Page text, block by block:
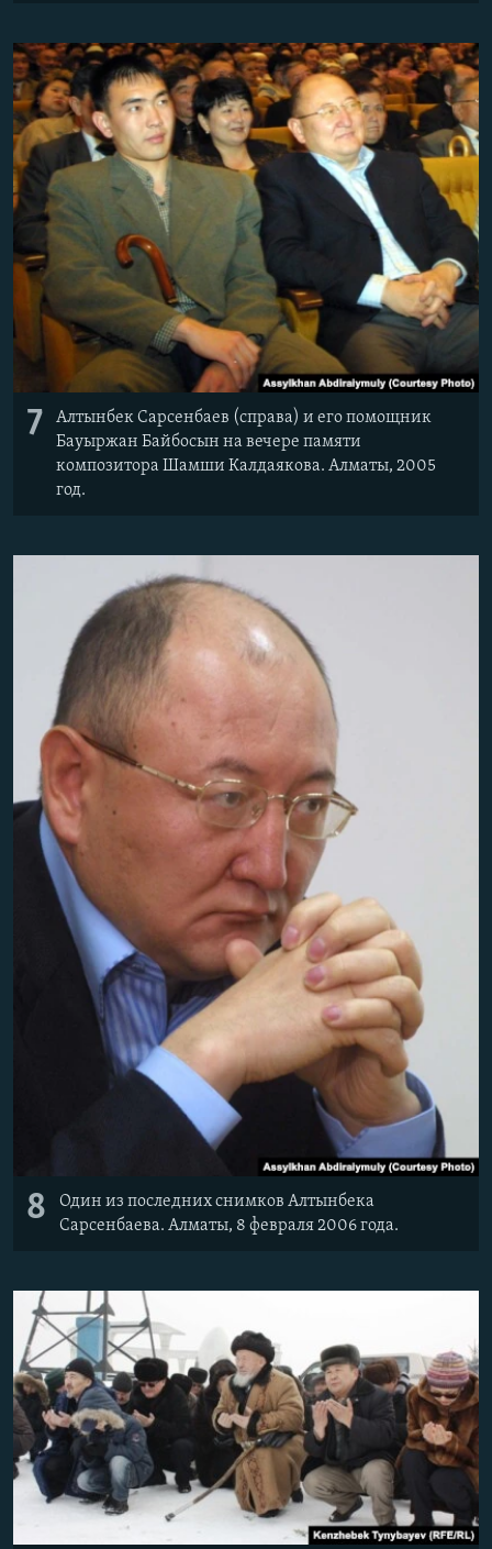
7
Алтынбек Сарсенбаев (справа) и его помощник
Бауыржан Байбосын на вечере памяти
композитора Шамши Калдаякова. Алматы, 2005
год.
8
Один из последних снимков Алтынбека
Сарсенбаева. Алматы, 8 февраля 2006 года.